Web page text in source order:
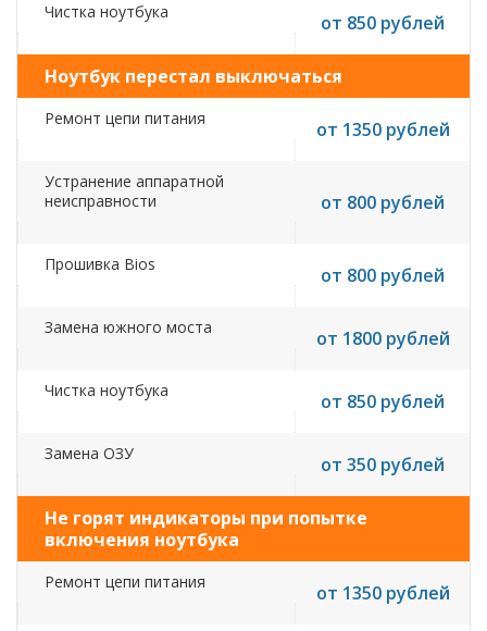
Чистка ноутбука от 850 рублей
Ноутбук перестал выключаться
Ремонт цепи питания от 1350 рублей
Устранение аппаратной
неисправности
от 800 рублей
Прошивка Bios от 800 рублей
Замена южного моста от 1800 рублей
Чистка ноутбука от 850 рублей
Замена ОЗУ от 350 рублей
Не горят индикаторы при попытке
включения ноутбука
Ремонт цепи питания от 1350 рублей